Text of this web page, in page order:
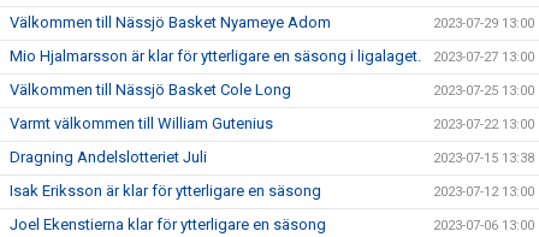
Välkommen till Nässjö Basket Nyameye Adom 2023-07-29 13:00
Mio Hjalmarsson är klar för ytterligare en säsong i ligalaget. 2023-07-27 13:00
Välkommen till Nässjö Basket Cole Long 2023-07-25 13:00
Varmt välkommen till William Gutenius 2023-07-22 13:00
Dragning Andelslotteriet Juli 2023-07-15 13:38
Isak Eriksson är klar för ytterligare en säsong 2023-07-12 13:00
Joel Ekenstierna klar för ytterligare en säsong 2023-07-06 13:00